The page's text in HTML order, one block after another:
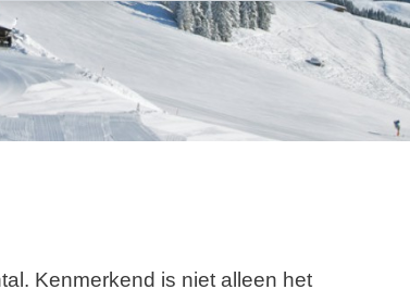
Kenmerkend is niet alleen het